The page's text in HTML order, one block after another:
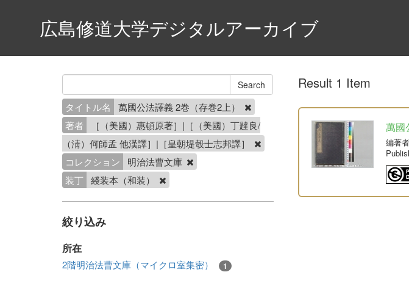
広島修道大学デジタルアーカイブ
タイトル名
萬國公法譯義 2巻（存巻2上）
著者
［（美國）惠頓原著］|［（美國）丁韙良/
（淸）何師孟 他漢譯］|［皇朝堤彀士志邦譯］
コレクション
明治法曹文庫
装丁 綫装本（和装）
絞り込み
所在
2階明治法曹文庫（マイクロ室集密） 1
Result 1 Item
萬國
編著者